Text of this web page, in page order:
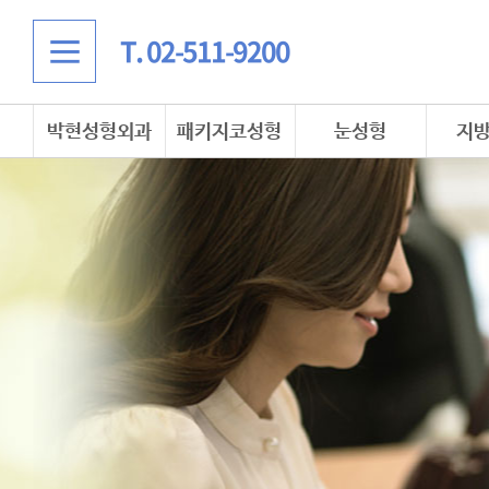
T. 02-511-9200
박현성형외과 패키지코성형 눈성형 지